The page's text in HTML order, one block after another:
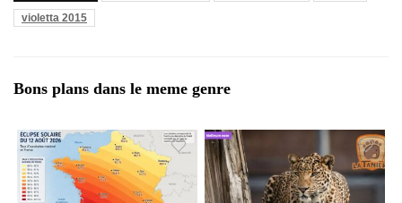
violetta 2015
Bons plans dans le meme genre